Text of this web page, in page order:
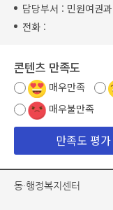
담당부서 : 민원여권과
전화 :
콘텐츠 만족도
매우만족
매우불만족
동·행정복지센터